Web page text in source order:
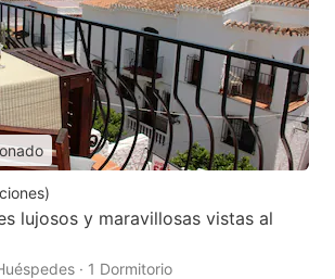
)
lujosos y maravillosas vistas al
· 1 Dormitorio